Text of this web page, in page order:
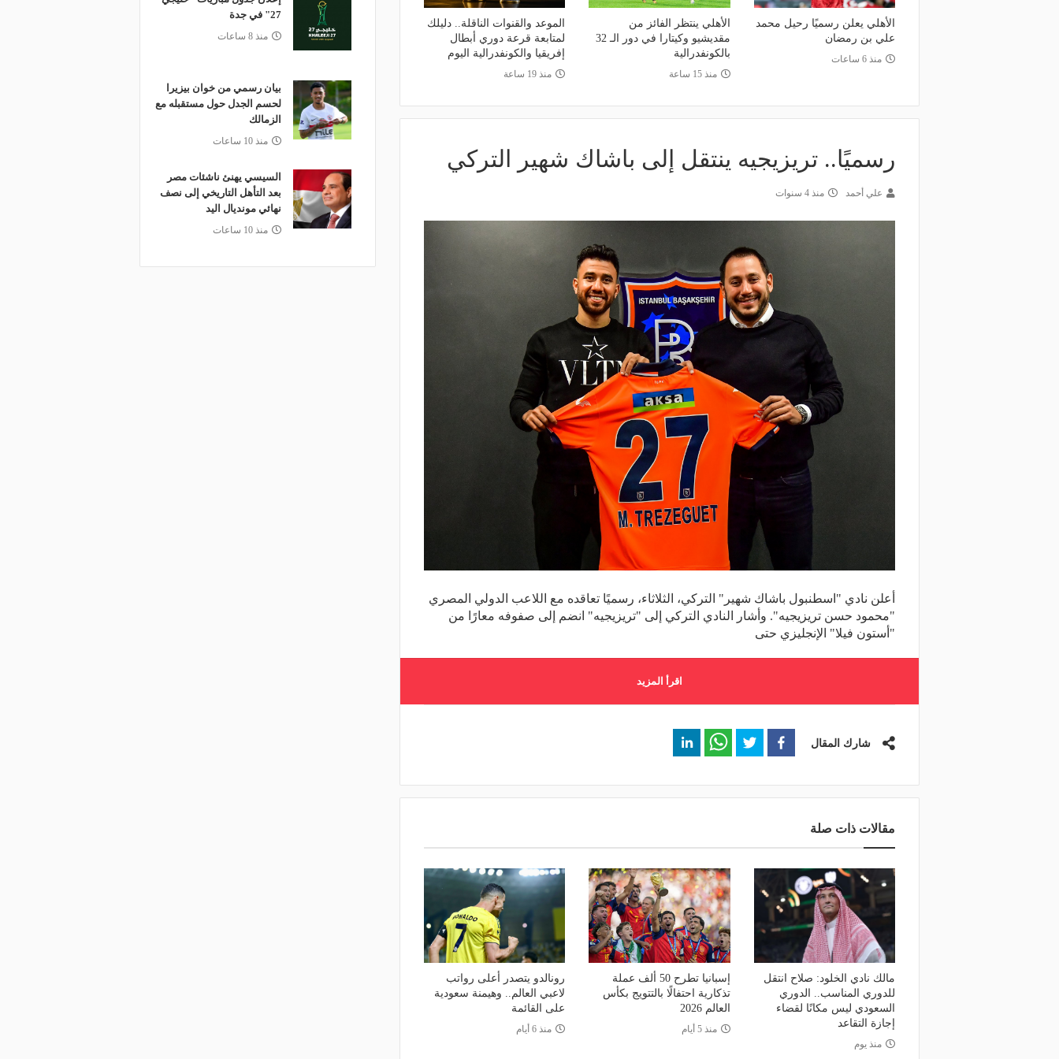
الأهلي يعلن رسميًا رحيل محمد
علي بن رمضان
منذ 6 ساعات
الأهلي ينتظر الفائز من
مقديشيو وكيتارا في دور الـ 32
بالكونفدرالية
منذ 15 ساعة
الموعد والقنوات الناقلة.. دليلك
لمتابعة قرعة دوري أبطال
إفريقيا والكونفدرالية اليوم
منذ 19 ساعة
رسميًا.. تريزيجيه ينتقل إلى باشاك شهير التركي
علي أحمد منذ 4 سنوات
أعلن نادي "اسطنبول باشاك شهير" التركي، الثلاثاء، رسميًا تعاقده مع اللاعب الدولي المصري
"محمود حسن تريزيجيه". وأشار النادي التركي إلى "تريزيجيه" انضم إلى صفوفه معارًا من
"أستون فيلا" الإنجليزي حتى
اقرأ المزيد
شارك المقال
مقالات ذات صلة
مالك نادي الخلود: صلاح انتقل
للدوري المناسب.. الدوري
السعودي ليس مكانًا لقضاء
إجازة التقاعد
منذ يوم
إسبانيا تطرح 50 ألف عملة
تذكارية احتفالًا بالتتويج بكأس
العالم 2026
منذ 5 أيام
رونالدو يتصدر أعلى رواتب
لاعبي العالم.. وهيمنة سعودية
على القائمة
منذ 6 أيام
27" في جدة
منذ 8 ساعات
بيان رسمي من خوان بيزيرا
لحسم الجدل حول مستقبله مع
الزمالك
منذ 10 ساعات
السيسي يهنئ ناشئات مصر
بعد التأهل التاريخي إلى نصف
نهائي مونديال اليد
منذ 10 ساعات